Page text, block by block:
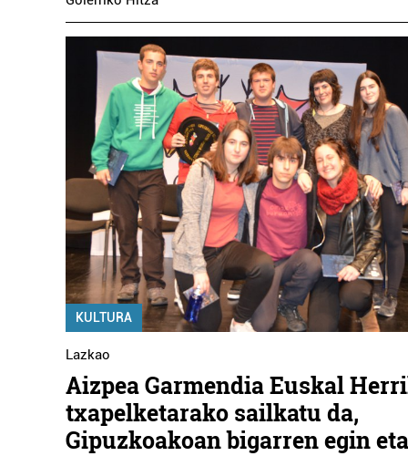
KULTURA
Lazkao
Aizpea Garmendia Euskal
txapelketarako sailkatu da,
Gipuzkoakoan bigarren egin